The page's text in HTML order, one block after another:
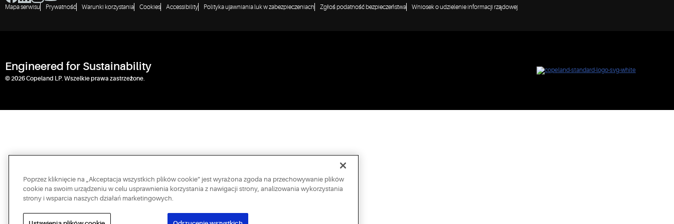
Mapa serwisu Prywatność Warunki korzystania Cookies Accessibility Polityka ujawniania luk w zabezpieczeniach Zgłoś podatność bezpieczeństwa Wniosek o udzielenie informacji rządowej
Engineered for Sustainability
© 2026 Copeland LP. Wszelkie prawa zastrzeżone.
Poprzez kliknięcie na „Akceptacja wszystkich plików cookie” jest wyrażona zgoda na przechowywanie plików
cookie na swoim urządzeniu w celu usprawnienia korzystania z nawigacji strony, analizowania wykorzystania
strony i wsparcia naszych działań marketingowych.